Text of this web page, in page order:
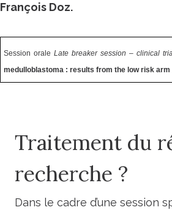
François Doz.
Session oraleLate breaker session – clinical
medulloblastoma : results from the low risk arm
Traitement du
recherche ?
Dans le cadre d’une session